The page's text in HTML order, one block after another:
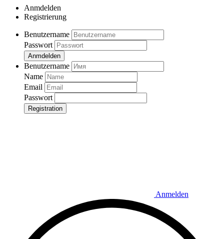
Anmdelden
Registrierung
Benutzername
Passwort
Anmdelden
Benutzername
Name
Email
Passwort
Registration
Anmelden